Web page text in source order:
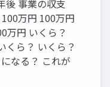
後 事業の収支
万円 100万円
万円 いくら？
くら？ いくら？
なる？ これが